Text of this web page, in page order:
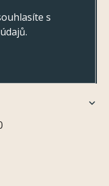
s
.